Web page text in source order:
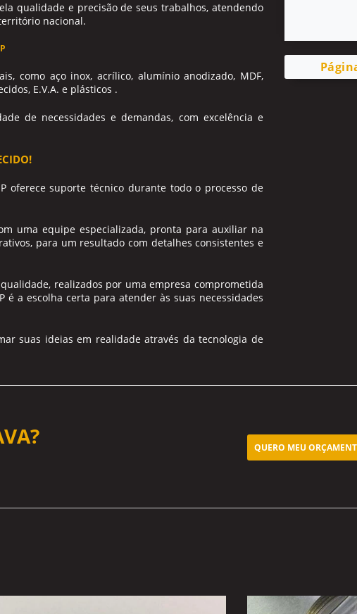
qualidade e precisão de seus trabalhos, atendendo
nacional.
como aço inox, acrílico, alumínio anodizado, MDF,
E.V.A. e plásticos .
de necessidades e demandas, com excelência e
oferece suporte técnico durante todo o processo de
uma equipe especializada, pronta para auxiliar na
para um resultado com detalhes consistentes e
realizados por uma empresa comprometida
é a escolha certa para atender às suas necessidades
suas ideias em realidade através da tecnologia de
QUERO MEU